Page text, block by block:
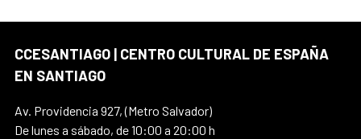
CCESANTIAGO | CENTRO CULTURAL DE ESPAÑA
EN SANTIAGO
Av. Providencia 927, (Metro Salvador)
De lunes a sábado, de 10:00 a 20:00 h